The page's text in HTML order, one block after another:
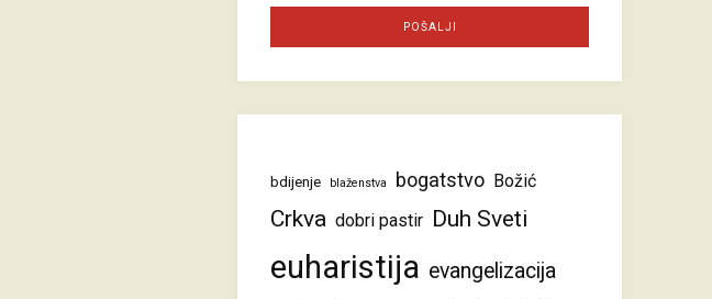
bdijenje blaženstva bogatstvo Božić
Crkva dobri pastir Duh Sveti
euharistija evangelizacija